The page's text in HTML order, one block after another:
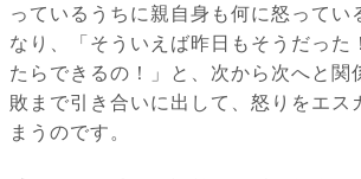
っているうちに親自身も何に怒ってい
なり、「そういえば昨日もそうだった
たらできるの！」と、次から次へと関
敗まで引き合いに出して、怒りをエス
まうのです。